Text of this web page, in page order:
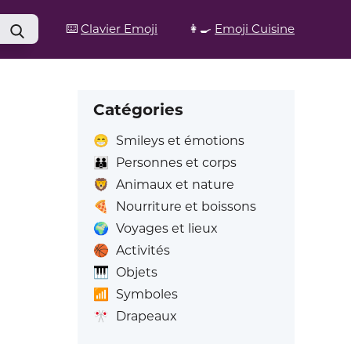
⌨️ Clavier Emoji 👩‍🍳 Emoji Cuisine
Catégories
😁 Smileys et émotions
👪
Personnes et corps
🦁 Animaux et nature
🍕
Nourriture et boissons
🌍 Voyages et lieux
🏀 Activités
🎹 Objets
📶
Symboles
🎌 Drapeaux